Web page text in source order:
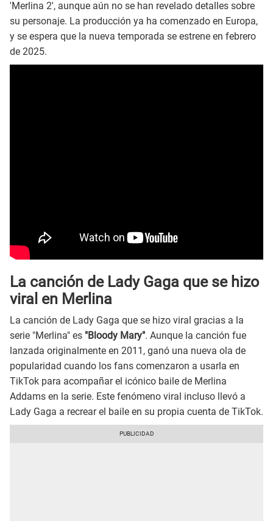
'Merlina 2', aunque aún no se han revelado detalles sobre
su personaje. La producción ya ha comenzado en Europa,
y se espera que la nueva temporada se estrene en febrero
de 2025.
La canción de Lady Gaga que se hizo
viral en Merlina
La canción de Lady Gaga que se hizo viral gracias a la
serie "Merlina" es "Bloody Mary". Aunque la canción fue
lanzada originalmente en 2011, ganó una nueva ola de
popularidad cuando los fans comenzaron a usarla en
TikTok para acompañar el icónico baile de Merlina
Addams en la serie. Este fenómeno viral incluso llevó a
Lady Gaga a recrear el baile en su propia cuenta de TikTok.